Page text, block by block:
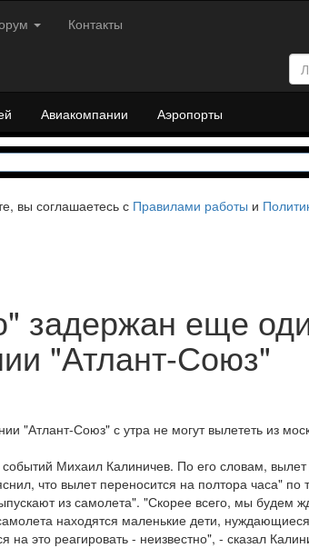
Контакты
Авиакомпании
Аэропорты
вы соглашаетесь с Правилами работы и
задержан еще
"Атлант-Союз"
"Атлант-Союз" с утра не могут вылететь из
событий Михаил Калиничев. По его словам,
что вылет переносится на полтора часа"
из самолета". "Скорее всего, мы будем
находятся маленькие дети,
на это реагировать - неизвестно", - сказал